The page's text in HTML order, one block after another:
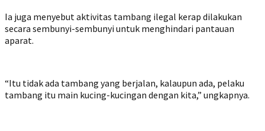
‎Ia juga menyebut aktivitas tambang ilegal kerap dilakukan
secara sembunyi-sembunyi untuk menghindari pantauan
aparat.
‎“Itu tidak ada tambang yang berjalan, kalaupun ada, pelaku
tambang itu main kucing-kucingan dengan kita,” ungkapnya.